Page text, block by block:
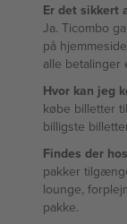
Er det sikkert
Ja. Ticombo
på
alle betalinger
Hvor kan jeg
købe billetter
billigste
Findes der
pakker
lounge,
pakke.